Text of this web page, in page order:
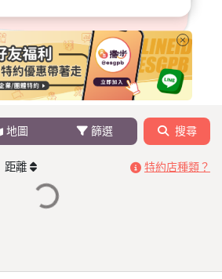
地圖 篩選 搜尋
距離 特約店種類？
Loading...